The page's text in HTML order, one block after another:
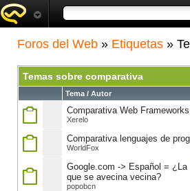
Foros del Web » Etiquetas »
Temas sobre comparativa
Tema / Autor
Comparativa Web Frameworks
Xerelo
Comparativa lenguajes de
WorldFox
Google.com -> Español = ¿La
que se avecina vecina?
popobcn